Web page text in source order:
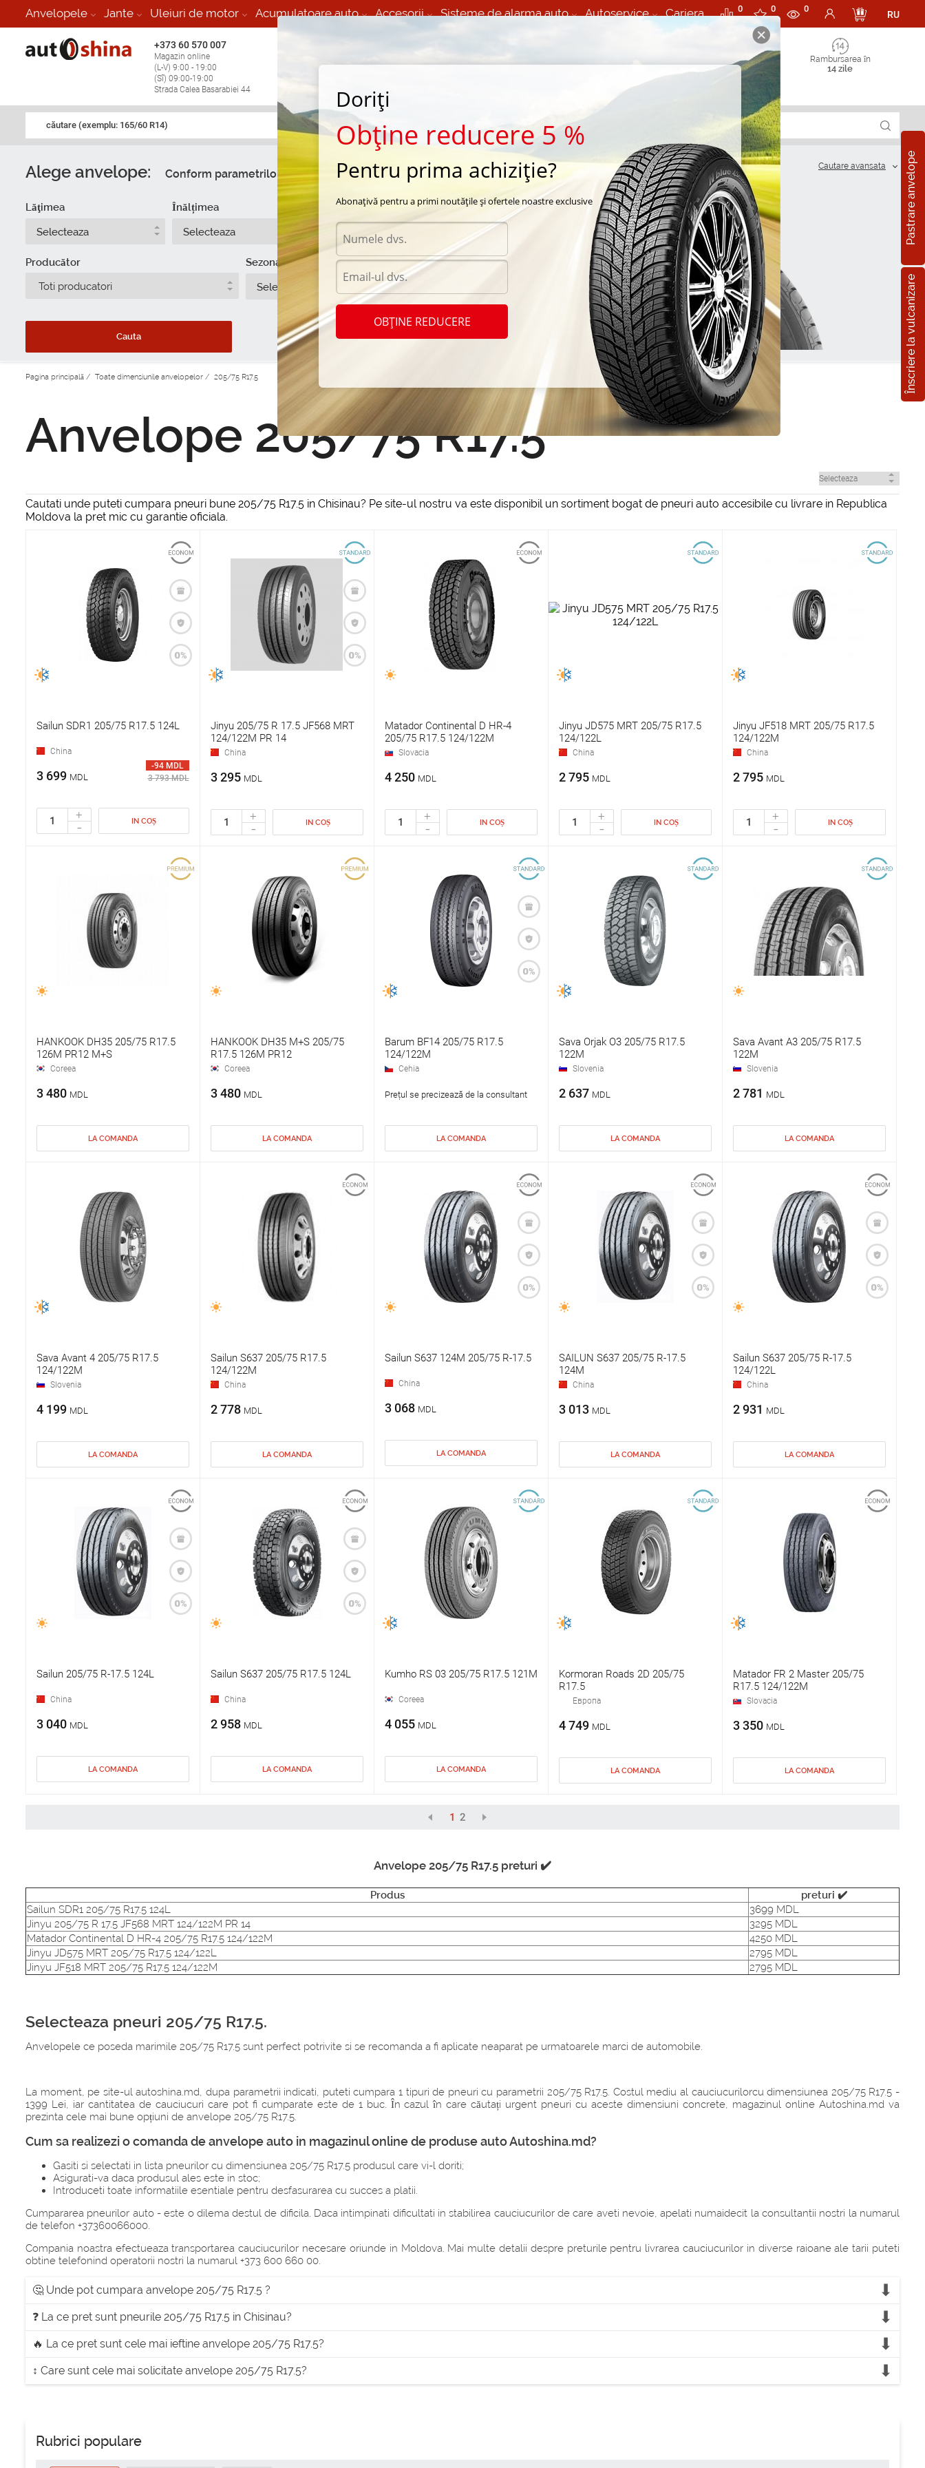
Anvelopele Jante Uleiuri de motor Acumulatoare auto Accesorii Sisteme de alarma auto Autoservice Cariera 0 0 0
RU
+373 60 570 007
Magazin online
(L-V) 9:00 - 19:00
(Sî) 09:00-19:00
Strada Calea Basarabiei 44
stop în toate regiunile
(L-V) 9:00 - 19:00
Rambursarea în
14 zile
căutare (exemplu: 165/60 R14)
Pastrare anvelope
Înscriere la vulcanizare
Alege anvelope: Conform parametrilor Dupa automobil
Cautare аvansata
Lăţimea
Selecteaza
Înălțimea
Selecteaza
Diametru
Selecteaza
Producător
Toti producatori
Sezonalitate
Selecteaza
Cauta Resetează filtrul
?
185/
65R15
Pagina principală / Toate dimensiunile anvelopelor / 205/75 R17.5
Anvelope 205/75 R17.5
Cautati unde puteti cumpara pneuri bune 205/75 R17.5 in Chisinau? Pe site-ul nostru va este disponibil un sortiment bogat de pneuri auto accesibile cu livrare in Republica
Moldova la pret mic cu garantie oficiala.
Sailun SDR1 205/75 R17.5 124L
China
3 699 MDL
-94 MDL
3 793 MDL
+
- IN COȘ
Jinyu 205/75 R 17.5 JF568 MRT
124/122M PR 14
China
3 295 MDL
+
- IN COȘ
Matador Continental D HR-4
205/75 R17.5 124/122M
Slovacia
4 250 MDL
+
- IN COȘ
Jinyu JD575 MRT 205/75 R17.5
124/122L
China
2 795 MDL
+
- IN COȘ
Jinyu JF518 MRT 205/75 R17.5
124/122M
China
2 795 MDL
+
- IN COȘ
HANKOOK DH35 205/75 R17.5
126M PR12 M+S
Coreea
3 480 MDL
LA COMANDA
HANKOOK DH35 M+S 205/75
R17.5 126M PR12
Coreea
3 480 MDL
LA COMANDA
Barum BF14 205/75 R17.5
124/122M
Cehia
Prețul se precizează de la consultant
LA COMANDA
Sava Orjak O3 205/75 R17.5
122M
Slovenia
2 637 MDL
LA COMANDA
Sava Avant A3 205/75 R17.5
122M
Slovenia
2 781 MDL
LA COMANDA
Sava Avant 4 205/75 R17.5
124/122M
Slovenia
4 199 MDL
LA COMANDA
Sailun S637 205/75 R17.5
124/122M
China
2 778 MDL
LA COMANDA
Sailun S637 124M 205/75 R-17.5
China
3 068 MDL
LA COMANDA
SAILUN S637 205/75 R-17.5
124M
China
3 013 MDL
LA COMANDA
Sailun S637 205/75 R-17.5
124/122L
China
2 931 MDL
LA COMANDA
Sailun 205/75 R-17.5 124L
China
3 040 MDL
LA COMANDA
Sailun S637 205/75 R17.5 124L
China
2 958 MDL
LA COMANDA
Kumho RS 03 205/75 R17.5 121M
Coreea
4 055 MDL
LA COMANDA
Kormoran Roads 2D 205/75
R17.5
Европа
4 749 MDL
LA COMANDA
Matador FR 2 Master 205/75
R17.5 124/122M
Slovacia
3 350 MDL
LA COMANDA
1 2
Anvelope 205/75 R17.5 preturi ✔️
Produs
preturi ✔️
Sailun SDR1 205/75 R17.5 124L
3699 MDL
Jinyu 205/75 R 17.5 JF568 MRT 124/122M PR 14
3295 MDL
Matador Continental D HR-4 205/75 R17.5 124/122M
4250 MDL
Jinyu JD575 MRT 205/75 R17.5 124/122L
2795 MDL
Jinyu JF518 MRT 205/75 R17.5 124/122M
2795 MDL
Selecteaza pneuri 205/75 R17.5.
Anvelopele ce poseda marimile 205/75 R17.5 sunt perfect potrivite si se recomanda a fi aplicate neaparat pe urmatoarele marci de automobile.
La moment, pe site-ul autoshina.md, dupa parametrii indicati, puteti cumpara 1 tipuri de pneuri cu parametrii 205/75 R17.5. Costul mediu al cauciucurilorcu dimensiunea 205/75 R17.5 -
1399 Lei, iar cantitatea de cauciucuri care pot fi cumparate este de 1 buc. În cazul în care căutați urgent pneuri cu aceste dimensiuni concrete, magazinul online Autoshina.md va
prezinta cele mai bune opțiuni de anvelope 205/75 R17.5.
Cum sa realizezi o comanda de anvelope auto in magazinul online de produse auto Autoshina.md?
Gasiti si selectati in lista pneurilor cu dimensiunea 205/75 R17.5 produsul care vi-l doriti;
Asigurati-va daca produsul ales este in stoc;
Introduceti toate informatiile esentiale pentru desfasurarea cu succes a platii.
Cumpararea pneurilor auto - este o dilema destul de dificila. Daca intimpinati dificultati in stabilirea cauciucurilor de care aveti nevoie, apelati numaidecit la consultantii nostri la numarul
de telefon +37360066000.
Compania noastra efectueaza transportarea cauciucurilor necesare oriunde in Moldova. Mai multe detalii despre preturile pentru livrarea cauciucurilor in diverse raioane ale tarii puteti
obtine telefonind operatorii nostri la numarul +373 600 660 00.
🤔 Unde pot cumpara anvelope 205/75 R17.5 ?
❓ La ce pret sunt pneurile 205/75 R17.5 in Chisinau?
🔥 La ce pret sunt cele mai ieftine anvelope 205/75 R17.5?
↕ Care sunt cele mai solicitate anvelope 205/75 R17.5?
Rubrici populare
Doriți
Obține reducere 5 %
Pentru prima achiziție?
Abonațivă pentru a primi noutățile și ofertele noastre exclusive
OBȚINE REDUCERE